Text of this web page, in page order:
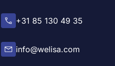
+31 85 130 49 35
info@welisa.com